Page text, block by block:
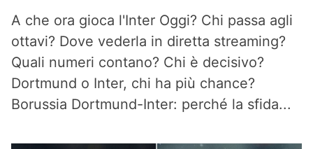
A che ora gioca l'Inter Oggi? Chi passa agli
ottavi? Dove vederla in diretta streaming?
Quali numeri contano? Chi è decisivo?
Dortmund o Inter, chi ha più chance?
Borussia Dortmund-Inter: perché la sfida...